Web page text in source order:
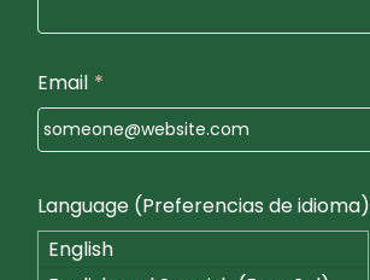
Email *
Language (Preferencias de idioma)
English